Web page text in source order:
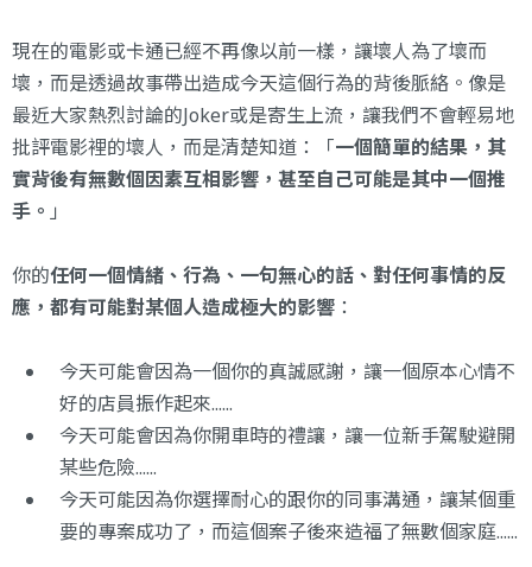
現在的電影或卡通已經不再像以前一樣，讓壞人為了壞而
壞，而是透過故事帶出造成今天這個行為的背後脈絡。像是
最近大家熱烈討論的Joker或是寄生上流，讓我們不會輕易地
批評電影裡的壞人，而是清楚知道：「一個簡單的結果，其
實背後有無數個因素互相影響，甚至自己可能是其中一個推
手。 」
你的任何一個情緒、行為、一句無心的話、對任何事情的反
應，都有可能對某個人造成極大的影響 ：
今天可能會因為一個你的真誠感謝，讓一個原本心情不
好的店員振作起來......
今天可能會因為你開車時的禮讓，讓一位新手駕駛避開
某些危險......
今天可能因為你選擇耐心的跟你的同事溝通，讓某個重
要的專案成功了，而這個案子後來造福了無數個家庭......